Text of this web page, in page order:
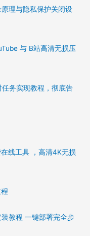
理与隐私保护关闭设
与 B站高清无损压
务实现教程，彻底告
线工具 ，高清4K无损
教程 一键部署完全步